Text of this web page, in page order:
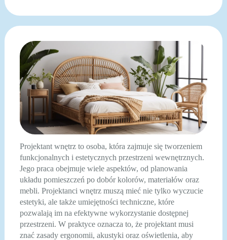
Projektant wnętrz to osoba, która zajmuje się tworzeniem
funkcjonalnych i estetycznych przestrzeni wewnętrznych.
Jego praca obejmuje wiele aspektów, od planowania
układu pomieszczeń po dobór kolorów, materiałów oraz
mebli. Projektanci wnętrz muszą mieć nie tylko wyczucie
estetyki, ale także umiejętności techniczne, które
pozwalają im na efektywne wykorzystanie dostępnej
przestrzeni. W praktyce oznacza to, że projektant musi
znać zasady ergonomii, akustyki oraz oświetlenia, aby